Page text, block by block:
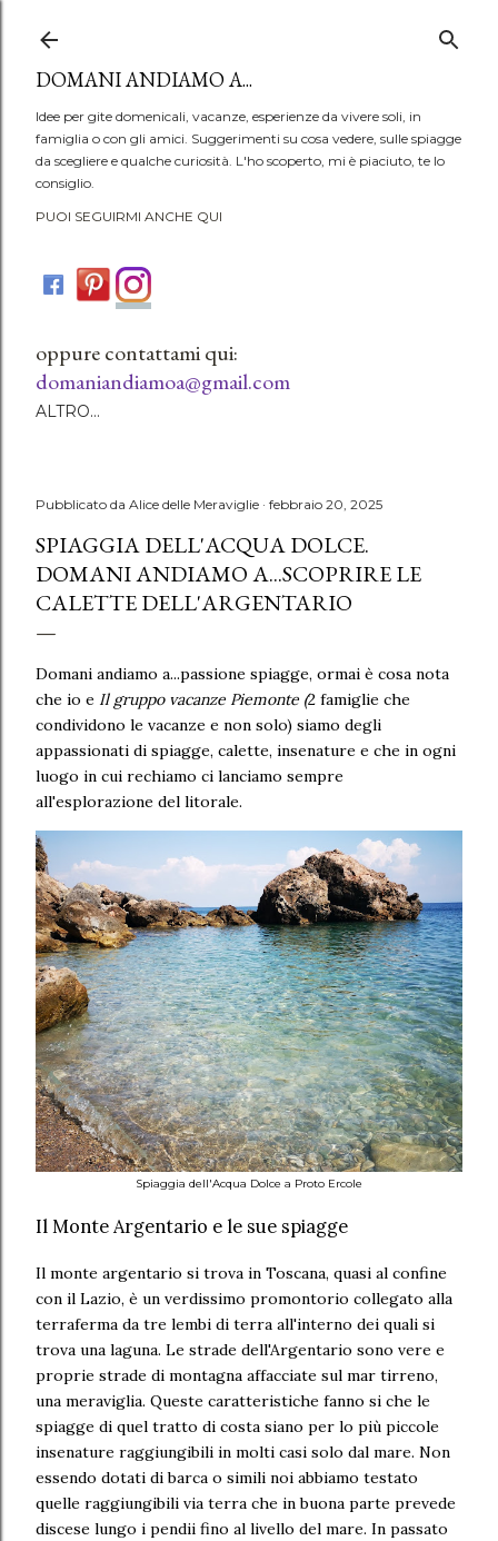
DOMANI ANDIAMO A...
Idee per gite domenicali, vacanze, esperienze da vivere soli, in
famiglia o con gli amici. Suggerimenti su cosa vedere, sulle spiagge
da scegliere e qualche curiosità. L'ho scoperto, mi è piaciuto, te lo
consiglio.
PUOI SEGUIRMI ANCHE QUI
oppure contattami qui:
domaniandiamoa@gmail.com
ALTRO…
Pubblicato da Alice delle Meraviglie febbraio 20, 2025
SPIAGGIA DELL'ACQUA DOLCE.
DOMANI ANDIAMO A...SCOPRIRE LE
CALETTE DELL'ARGENTARIO
Domani andiamo a...passione spiagge, ormai è cosa nota
che io e Il gruppo vacanze Piemonte (2 famiglie che
condividono le vacanze e non solo) siamo degli
appassionati di spiagge, calette, insenature e che in ogni
luogo in cui rechiamo ci lanciamo sempre
all'esplorazione del litorale.
Spiaggia dell'Acqua Dolce a Proto Ercole
Il Monte Argentario e le sue spiagge
Il monte argentario si trova in Toscana, quasi al confine
con il Lazio, è un verdissimo promontorio collegato alla
terraferma da tre lembi di terra all'interno dei quali si
trova una laguna. Le strade dell'Argentario sono vere e
proprie strade di montagna affacciate sul mar tirreno,
una meraviglia. Queste caratteristiche fanno si che le
spiagge di quel tratto di costa siano per lo più piccole
insenature raggiungibili in molti casi solo dal mare. Non
essendo dotati di barca o simili noi abbiamo testato
quelle raggiungibili via terra che in buona parte prevede
discese lungo i pendii fino al livello del mare. In passato